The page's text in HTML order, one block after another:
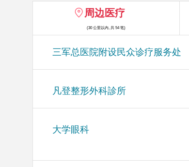
周边医疗
(30 公里以内, 共 54 笔)
三军总医院附设民众诊疗服务处
凡登整形外科診所
大学眼科